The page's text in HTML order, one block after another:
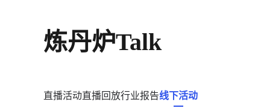
炼丹炉Talk
直播活动直播回放行业报告线下活动